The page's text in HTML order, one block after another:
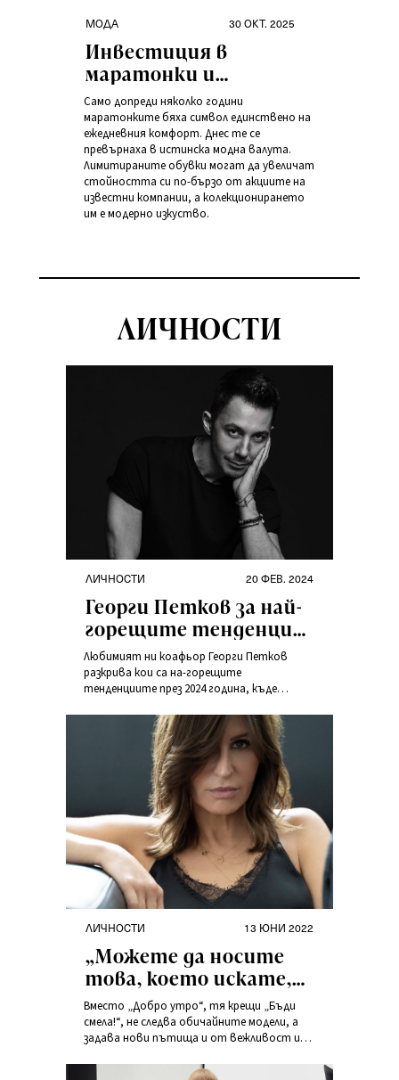
радостно пътуване във времето, което
празнува жизнената естетика на 80-те
години и автентичността на
дългогодишните приятелства. Това,
което започва като споделено
вдъхновение, еволюира в креативен
диалог между Ню Йорк и Париж.
МОДА 30 ОКТ. 2025
Инвестиция в
маратонки и
лимитирани обувки –
кои модели повишават
стойността си?
Само допреди няколко години
маратонките бяха символ единствено на
ежедневния комфорт. Днес те се
превърнаха в истинска модна валута.
Лимитираните обувки могат да увеличат
стойността си по-бързо от акциите на
известни компании, а колекционирането
им е модерно изкуство.
ЛИЧНОСТИ
ЛИЧНОСТИ 20 ФЕВ. 2024
Георги Петков за най-
горещите тенденции
в косите, модата и
пътешествията
Любимият ни коафьор Георги Петков
разкрива кои са на-горещите
тенденциите през 2024 година, къде
цветовете на годината.
ЛИЧНОСТИ 13 ЮНИ 2022
„Можете да носите
това, което искате,
както искате, и никой
няма право да ви
съди.“ – Ага Корсак за
същността на
Вместо „Добро утро“, тя крещи „Бъди
смела!“, не следва обичайните модели, а
задава нови пътища и от вежливост и
непокорна, смела и спонтанна. Това е